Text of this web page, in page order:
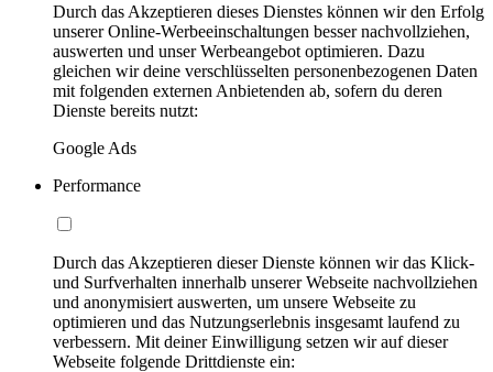
Durch das Akzeptieren dieses Dienstes können wir den Erfolg
unserer Online-Werbeeinschaltungen besser nachvollziehen,
auswerten und unser Werbeangebot optimieren. Dazu
gleichen wir deine verschlüsselten personenbezogenen Daten
mit folgenden externen Anbietenden ab, sofern du deren
Dienste bereits nutzt:
Google Ads
Performance
Durch das Akzeptieren dieser Dienste können wir das Klick-
und Surfverhalten innerhalb unserer Webseite nachvollziehen
und anonymisiert auswerten, um unsere Webseite zu
optimieren und das Nutzungserlebnis insgesamt laufend zu
verbessern. Mit deiner Einwilligung setzen wir auf dieser
Webseite folgende Drittdienste ein: